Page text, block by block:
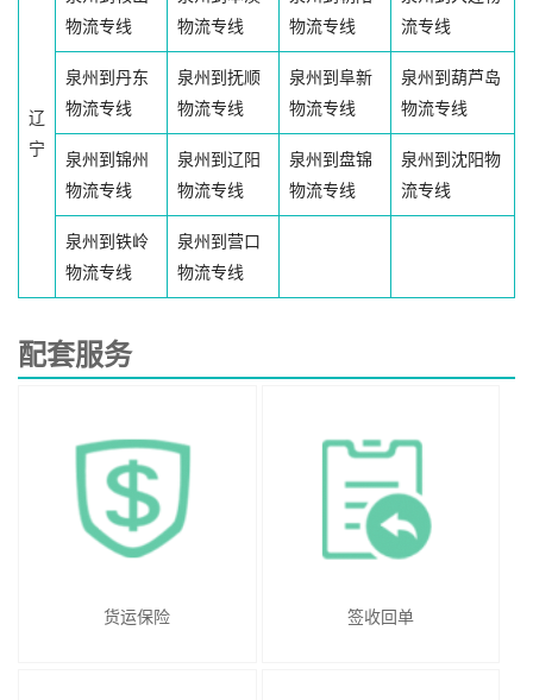
辽
宁
物流专线
物流专线
物流专线
流专线
泉州到丹东
物流专线
泉州到抚顺
物流专线
泉州到阜新
物流专线
泉州到葫芦岛
物流专线
泉州到锦州
物流专线
泉州到辽阳
物流专线
泉州到盘锦
物流专线
泉州到沈阳物
流专线
泉州到铁岭
物流专线
泉州到营口
物流专线
配套服务
货运保险 签收回单